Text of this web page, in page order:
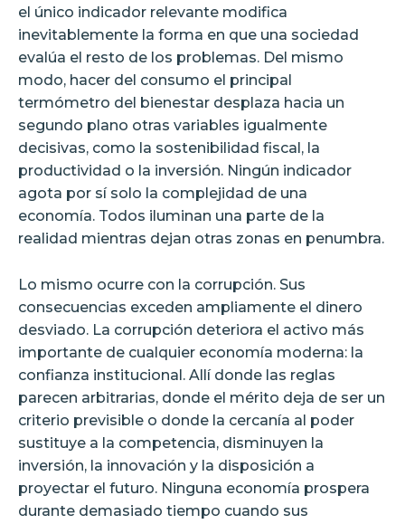
el único indicador relevante modifica
inevitablemente la forma en que una sociedad
evalúa el resto de los problemas. Del mismo
modo, hacer del consumo el principal
termómetro del bienestar desplaza hacia un
segundo plano otras variables igualmente
decisivas, como la sostenibilidad fiscal, la
productividad o la inversión. Ningún indicador
agota por sí solo la complejidad de una
economía. Todos iluminan una parte de la
realidad mientras dejan otras zonas en penumbra.
Lo mismo ocurre con la corrupción. Sus
consecuencias exceden ampliamente el dinero
desviado. La corrupción deteriora el activo más
importante de cualquier economía moderna: la
confianza institucional. Allí donde las reglas
parecen arbitrarias, donde el mérito deja de ser un
criterio previsible o donde la cercanía al poder
sustituye a la competencia, disminuyen la
inversión, la innovación y la disposición a
proyectar el futuro. Ninguna economía prospera
durante demasiado tiempo cuando sus